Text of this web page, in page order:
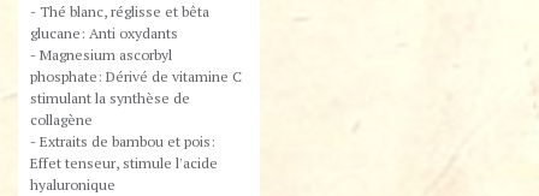
- Thé blanc, réglisse et bêta
glucane: Anti oxydants
- Magnesium ascorbyl
phosphate: Dérivé de vitamine C
stimulant la synthèse de
collagène
- Extraits de bambou et pois:
Effet tenseur, stimule l'acide
hyaluronique